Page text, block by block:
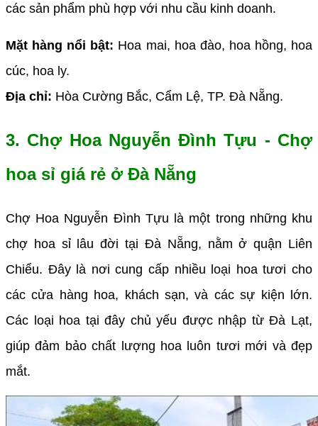
các sản phẩm phù hợp với nhu cầu kinh doanh.
Mặt hàng nổi bật: Hoa mai, hoa đào, hoa hồng, hoa
cúc, hoa ly.
Địa chỉ: Hòa Cường Bắc, Cẩm Lệ, TP. Đà Nẵng.
3. Chợ Hoa Nguyễn Đình Tựu - Chợ
hoa sỉ giá rẻ ở Đà Nẵng
Chợ Hoa Nguyễn Đình Tựu là một trong những khu
chợ hoa sỉ lâu đời tại Đà Nẵng, nằm ở quận Liên
Chiểu. Đây là nơi cung cấp nhiều loại hoa tươi cho
các cửa hàng hoa, khách sạn, và các sự kiện lớn.
Các loại hoa tại đây chủ yếu được nhập từ Đà Lạt,
giúp đảm bảo chất lượng hoa luôn tươi mới và đẹp
mắt.